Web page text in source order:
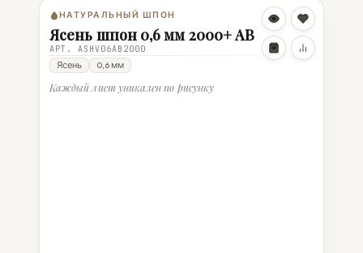
НАТУРАЛЬНЫЙ ШПОН
Ясень шпон 0,6 мм 2000+ АВ
АРТ. ASHV06AB2000
Ясень 0,6 мм
Каждый лист уникален по рисунку